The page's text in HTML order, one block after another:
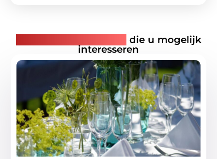
die u mogelijk
interesseren